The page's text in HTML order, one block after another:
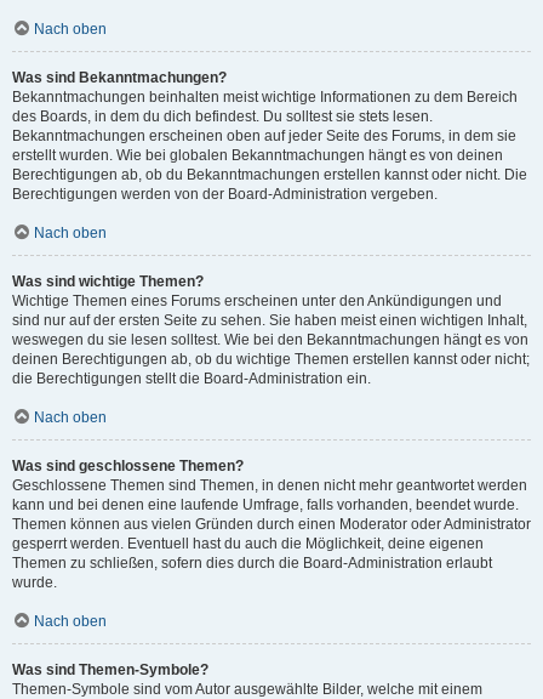
Nach oben
Was sind Bekanntmachungen?
Bekanntmachungen beinhalten meist wichtige Informationen zu dem Bereich
des Boards, in dem du dich befindest. Du solltest sie stets lesen.
Bekanntmachungen erscheinen oben auf jeder Seite des Forums, in dem sie
erstellt wurden. Wie bei globalen Bekanntmachungen hängt es von deinen
Berechtigungen ab, ob du Bekanntmachungen erstellen kannst oder nicht. Die
Berechtigungen werden von der Board-Administration vergeben.
Nach oben
Was sind wichtige Themen?
Wichtige Themen eines Forums erscheinen unter den Ankündigungen und
sind nur auf der ersten Seite zu sehen. Sie haben meist einen wichtigen Inhalt,
weswegen du sie lesen solltest. Wie bei den Bekanntmachungen hängt es von
deinen Berechtigungen ab, ob du wichtige Themen erstellen kannst oder nicht;
die Berechtigungen stellt die Board-Administration ein.
Nach oben
Was sind geschlossene Themen?
Geschlossene Themen sind Themen, in denen nicht mehr geantwortet werden
kann und bei denen eine laufende Umfrage, falls vorhanden, beendet wurde.
Themen können aus vielen Gründen durch einen Moderator oder Administrator
gesperrt werden. Eventuell hast du auch die Möglichkeit, deine eigenen
Themen zu schließen, sofern dies durch die Board-Administration erlaubt
wurde.
Nach oben
Was sind Themen-Symbole?
Themen-Symbole sind vom Autor ausgewählte Bilder, welche mit einem